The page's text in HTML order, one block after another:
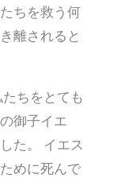
ちを救う何
離されると
ちをとても
御子イエ
た。 イエス
めに死んで